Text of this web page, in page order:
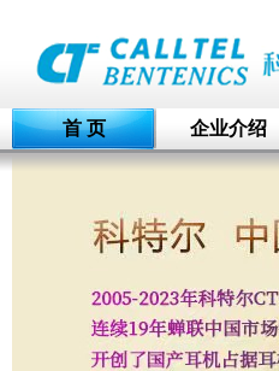
首 页 企业介绍